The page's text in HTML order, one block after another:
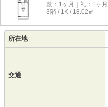
敷：1ヶ月｜礼：1ヶ月
3階 / 1K / 18.02㎡
所在地
交通